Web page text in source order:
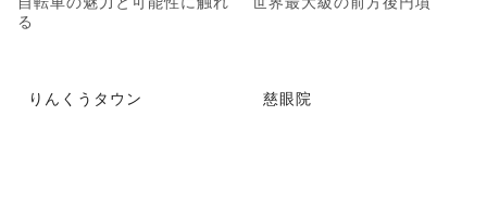
る
りんくうタウン 慈眼院